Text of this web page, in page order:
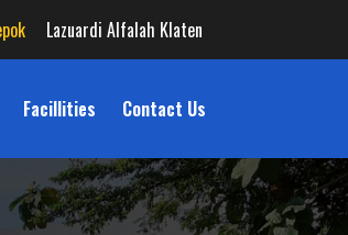
Lazuardi Alfalah Klaten
Facillities Contact Us